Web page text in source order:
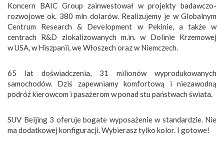
Koncern BAIC Group zainwestował w projekty badawczo-
rozwojowe ok. 380 mln dolarów. Realizujemy je w Globalnym
Centrum Research & Development w Pekinie, a także w
centrach R&D zlokalizowanych m.in. w Dolinie Krzemowej
w USA, w Hiszpanii, we Włoszech oraz w Niemczech.
65 lat doświadczenia, 31 milionów wyprodukowanych
samochodów. Dziś zapewniamy komfortową i niezawodną
podróż kierowcom i pasażerom w ponad stu państwach świata.
SUV Beijing 3 oferuje bogate wyposażenie w standardzie. Nie
ma dodatkowej konfiguracji. Wybierasz tylko kolor. I gotowe!